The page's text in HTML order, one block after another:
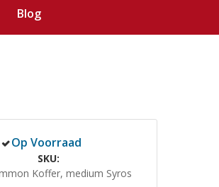
Blog
Op Voorraad
SKU
Koffer, medium Syros